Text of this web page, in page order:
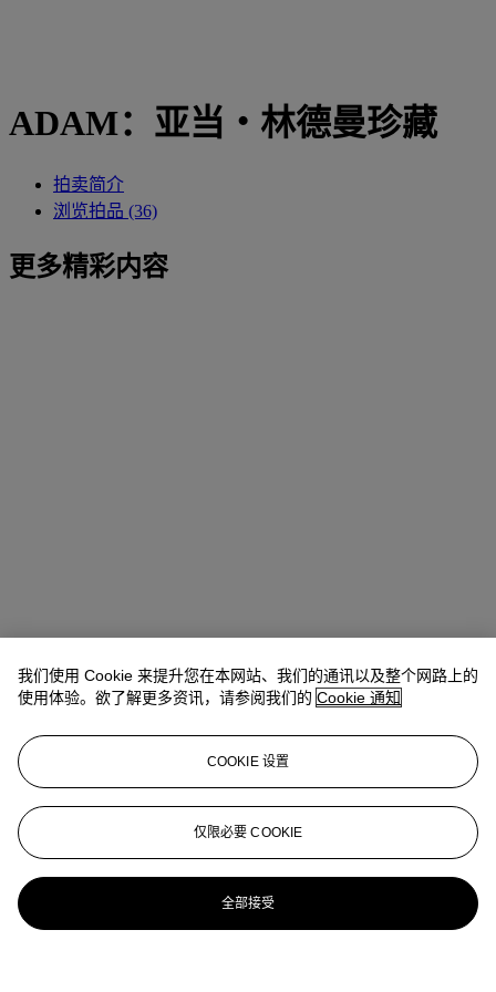
ADAM：亚当‧林德曼珍藏
拍卖简介
浏览拍品 (36)
更多精彩内容
我们使用 Cookie 来提升您在本网站、我们的通讯以及整个网路上的
使用体验。欲了解更多资讯，请参阅我们的 Cookie 通知
COOKIE 设置
仅限必要 COOKIE
全部接受